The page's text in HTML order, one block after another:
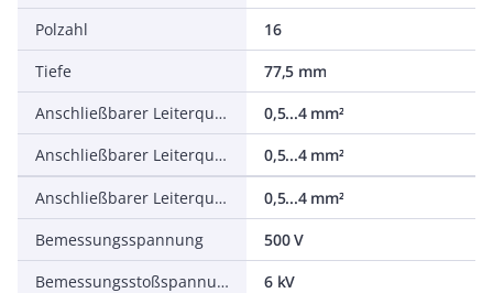
Polzahl
16
Tiefe
77,5 mm
Anschließbarer Leiterquerschnitt feindrähtig mit Aderendhülse
0,5...4 mm²
Anschließbarer Leiterquerschnitt feindrähtig ohne Aderendhülse
0,5...4 mm²
Anschließbarer Leiterquerschnitt mehrdrähtig
0,5...4 mm²
Bemessungsspannung
500 V
Bemessungsstoßspannung
6 kV